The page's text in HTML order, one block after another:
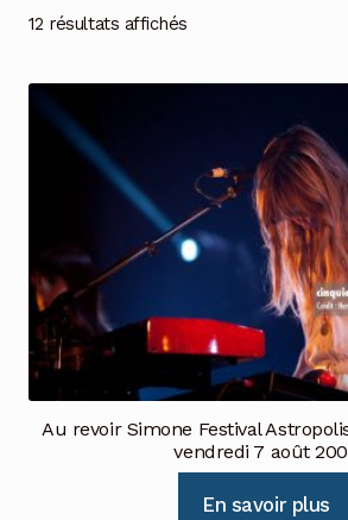
12 résultats affichés
Au revoir Simone Festival
vendredi 7 août
En savoir plus